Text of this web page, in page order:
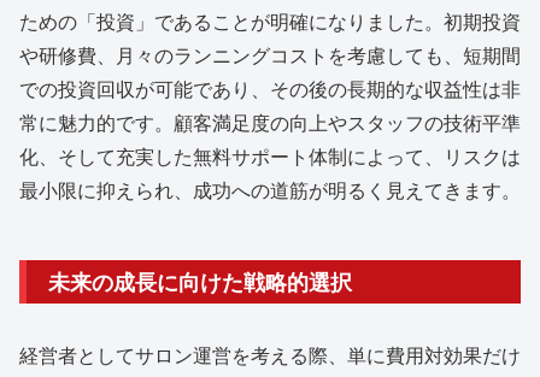
ための「投資」であることが明確になりました。初期投資
や研修費、月々のランニングコストを考慮しても、短期間
での投資回収が可能であり、その後の長期的な収益性は非
常に魅力的です。顧客満足度の向上やスタッフの技術平準
化、そして充実した無料サポート体制によって、リスクは
最小限に抑えられ、成功への道筋が明るく見えてきます。
未来の成長に向けた戦略的選択
経営者としてサロン運営を考える際、単に費用対効果だけ